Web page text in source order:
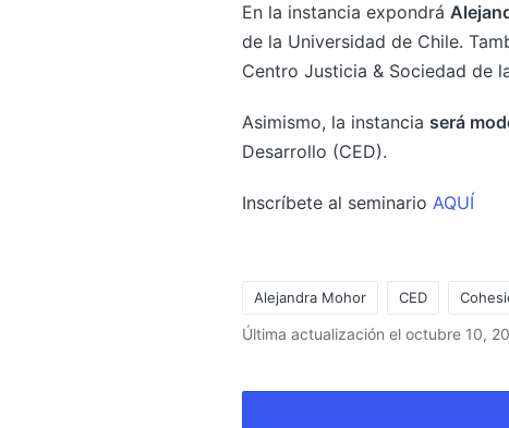
En la instancia expondrá
de la Universidad de Chile.
Centro Justicia & Sociedad de
Asimismo, la instancia será
Desarrollo (CED).
Inscríbete al seminario AQUÍ
Alejandra Mohor CED
Última actualización el octubre 10,